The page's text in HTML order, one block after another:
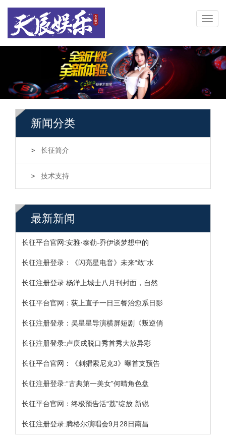
新闻分类
长征简介
技术支持
最新新闻
长征平台官网:安雅·泰勒-乔伊谈梦想中的
长征注册登录：《闪亮星电音》未来“敢”水
长征注册登录:杨洋上城士八月刊封面，自然
长征平台官网：荻上直子一日三餐治愈系日影
长征注册登录：吴星星导演横屏短剧《叛逆俏
长征注册登录:卢庚戌脱口秀首秀大放异彩
长征平台官网：《刺猬索尼克3》曝首支预告
长征注册登录:“古典第一美女”何晴角色盘
长征平台官网：终极预告活“荔”绽放 新锐
长征注册登录:腾格尔演唱会9月28日南昌